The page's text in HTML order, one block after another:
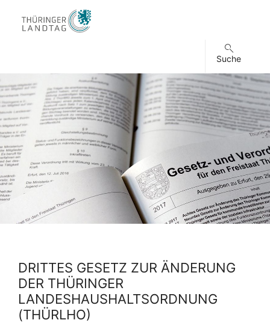
Suche
DRITTES GESETZ ZUR ÄNDERUNG
DER THÜRINGER
LANDESHAUSHALTSORDNUNG
(THÜRLHO)